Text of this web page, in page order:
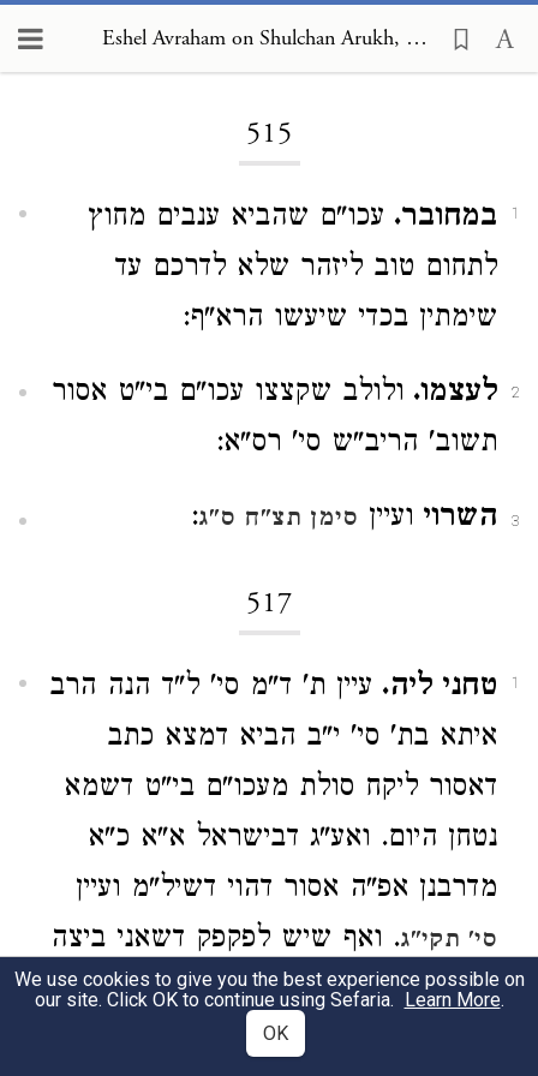
Eshel Avraham on Shulchan Arukh, Orach Chayim 515
515
1 במחובר. עכו"ם שהביא ענבים מחוץ
לתחום טוב ליזהר שלא לדרכם עד
שימתין בכדי שיעשו הרא"ף:
2 לעצמו. ולולב שקצצו עכו"ם בי"ט אסור
תשוב' הריב"ש סי' רס"א:
3 השרוי ועיין סימן תצ"ח ס"ג:
517
1 טחני ליה. עיין ת' ד"מ סי' ל"ד הנה הרב
איתא בת' סי' י"ב הביא דמצא כתב
דאסור ליקח סולת מעכו"ם בי"ט דשמא
נטחן היום. ואע"ג דבישראל א"א כ"א
מדרבנן אפ"ה אסור דהוי דשיל"מ ועיין
סי' תקי"ג. ואף שיש לפקפק דשאני ביצה
שהי' שלו ע"ש ועוד כתב דאפי' את"ל
דאסור משום דשיל"מ אכתי יש לומר
We use cookies to give you the best experience possible on
our site. Click OK to continue using Sefaria. Learn More.
OK